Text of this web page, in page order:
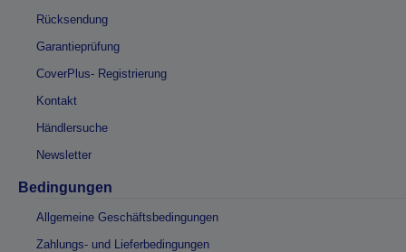
Rücksendung
Garantieprüfung
CoverPlus- Registrierung
Kontakt
Händlersuche
Newsletter
Bedingungen
Allgemeine Geschäftsbedingungen
Zahlungs- und Lieferbedingungen